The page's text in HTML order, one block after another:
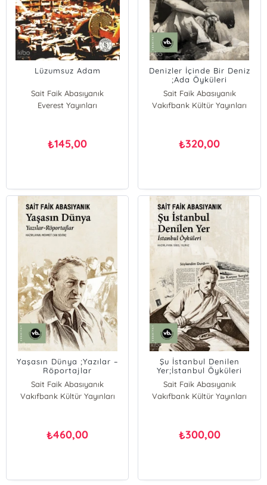
Lüzumsuz Adam
Sait Faik Abasıyanık
Everest Yayınları
₺145,00
Denizler İçinde Bir Deniz
;Ada Öyküleri
Sait Faik Abasıyanık
Vakıfbank Kültür Yayınları
₺320,00
Yaşasın Dünya ;Yazılar –
Röportajlar
Sait Faik Abasıyanık
Vakıfbank Kültür Yayınları
₺460,00
Şu İstanbul Denilen
Yer;İstanbul Öyküleri
Sait Faik Abasıyanık
Vakıfbank Kültür Yayınları
₺300,00